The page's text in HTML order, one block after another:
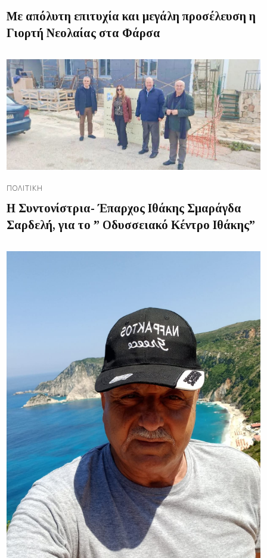
Με απόλυτη επιτυχία και μεγάλη προσέλευση η
Γιορτή Νεολαίας στα Φάρσα
ΠΟΛΙΤΙΚΉ
Η Συντονίστρια- Έπαρχος Ιθάκης Σμαράγδα
Σαρδελή, για το ” Οδυσσειακό Κέντρο Ιθάκης”